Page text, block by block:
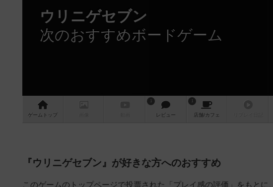
ウリニゲセブン
次のおすすめボードゲーム
ゲーム トップ
1
レビュー
1
店舗/カフェ
『ウリニゲセブン』が好きな方へのおすすめ
このゲームのトップページで投票された「プレイ感の評価」をもとに、